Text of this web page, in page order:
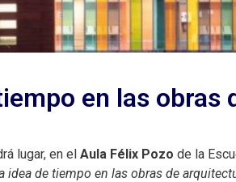
en las obras
lugar, en el Aula Félix Pozo de la
idea de tiempo en las obras de